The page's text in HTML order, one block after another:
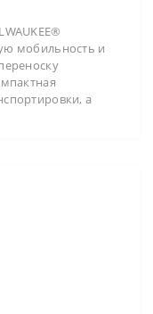
мобильность и
а